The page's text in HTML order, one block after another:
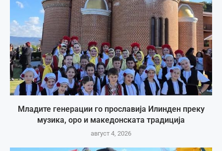
Младите генерации го прославија Илинден преку
музика, оро и македонската традиција
август 4, 2026